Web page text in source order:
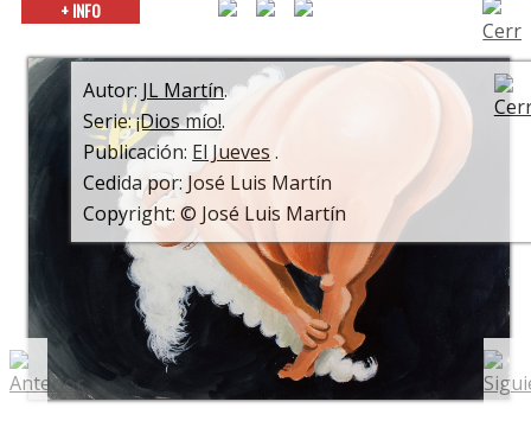
Inicio
¡Dios mío!
+ INFO
Autor: JL Martín.
Serie:¡Dios mío!.
Publicación: El Jueves .
Cedida por: José Luis Martín
Copyright: © José Luis Martín